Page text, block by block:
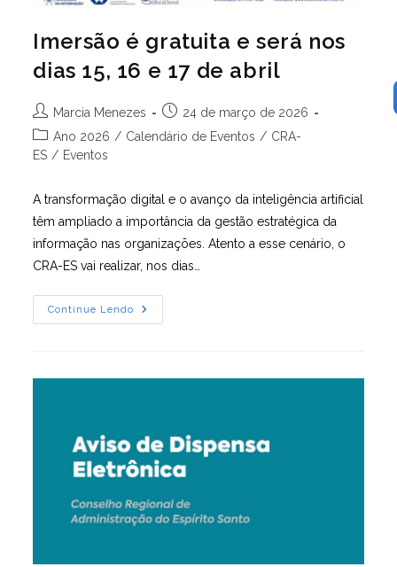
Imersão é gratuita e será nos
dias 15, 16 e 17 de abril
Autor
do
post:
Marcia Menezes
Post
publicado:
24 de março de 2026
Categoria
do
Ano 2026 / Calendário de Eventos / CRA-
ES / Eventos
A transformação digital e o avanço da inteligência artificial
têm ampliado a importância da gestão estratégica da
informação nas organizações. Atento a esse cenário, o
CRA-ES vai realizar, nos dias…
Continue Lendo
Imersão
É
17
De
Abril